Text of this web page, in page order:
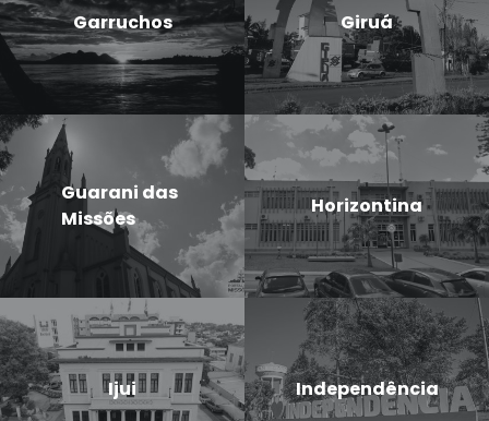
Garruchos Giruá
Guarani das
Missões
Horizontina
Ijui Independência